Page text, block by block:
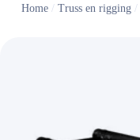
Home/ Truss en rigging/